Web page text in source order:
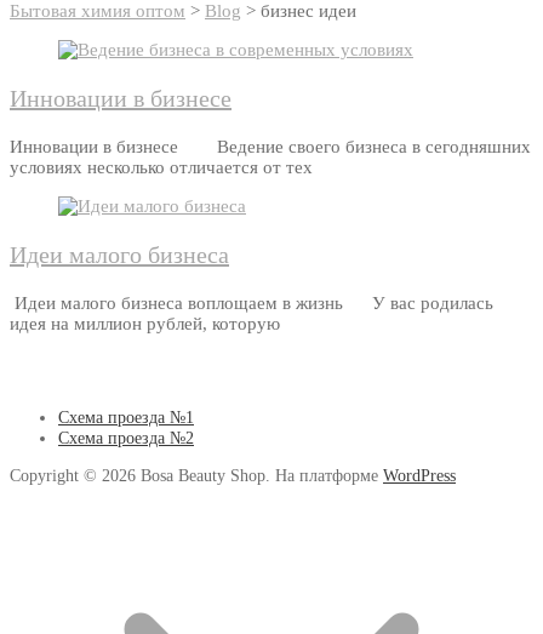
Бытовая химия оптом > Blog > бизнес идеи
Инновации в бизнесе
Инновации в бизнесе Ведение своего бизнеса в сегодняшних
условиях несколько отличается от тех
Идеи малого бизнеса
Идеи малого бизнеса воплощаем в жизнь У вас родилась
идея на миллион рублей, которую
Схема проезда №1
Схема проезда №2
Copyright © 2026 Bosa Beauty Shop. На платформе WordPress